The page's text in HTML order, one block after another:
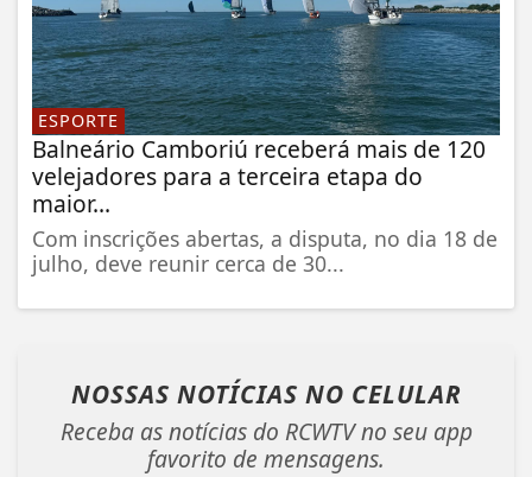
ESPORTE
Balneário Camboriú receberá mais de 120
velejadores para a terceira etapa do
maior...
Com inscrições abertas, a disputa, no dia 18 de
julho, deve reunir cerca de 30...
NOSSAS NOTÍCIAS NO CELULAR
Receba as notícias do RCWTV no seu app
favorito de mensagens.